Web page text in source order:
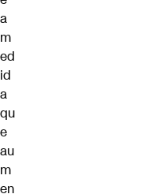
a
m
ed
id
a
qu
e
au
m
en